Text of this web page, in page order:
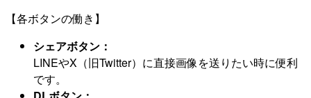
【各ボタンの働き】
シェアボタン：
LINEやX（旧Twitter）に直接画像を送りたい時に便利
です。